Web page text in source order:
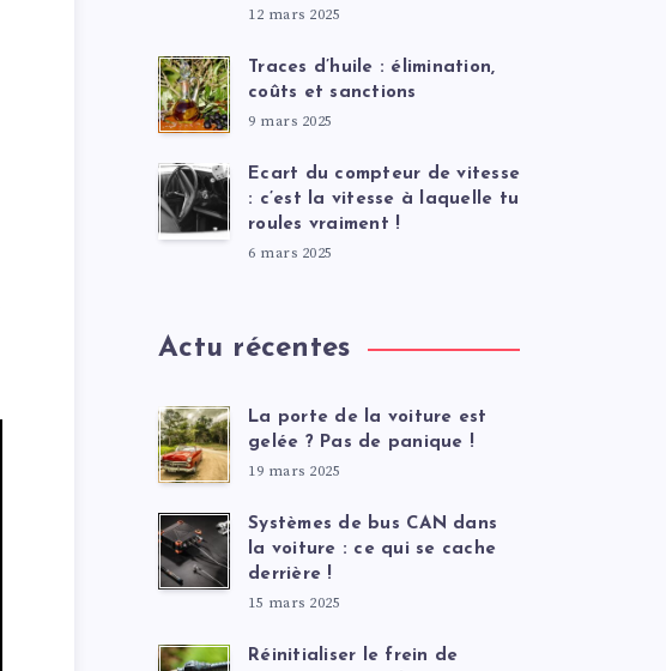
12 mars 2025
Traces d’huile : élimination,
coûts et sanctions
9 mars 2025
Ecart du compteur de vitesse
: c’est la vitesse à laquelle tu
roules vraiment !
6 mars 2025
Actu récentes
La porte de la voiture est
gelée ? Pas de panique !
19 mars 2025
Systèmes de bus CAN dans
la voiture : ce qui se cache
derrière !
15 mars 2025
Réinitialiser le frein de